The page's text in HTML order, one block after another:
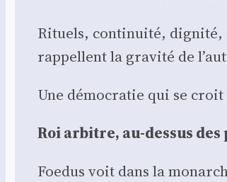
Rituels, conti­nui­té, digni­té,
rap­pellent la gra­vi­té de
Une démo­cra­tie qui se
Roi arbitre, au-des­sus
Foe­dus voit dans la